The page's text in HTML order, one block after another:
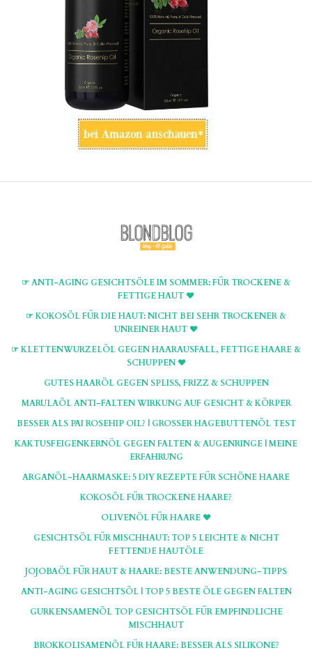
☞ ANTI-AGING GESICHTSÖLE IM SOMMER: FÜR TROCKENE &
FETTIGE HAUT ♥
☞ KOKOSÖL FÜR DIE HAUT: NICHT BEI SEHR TROCKENER &
UNREINER HAUT ♥
☞ KLETTENWURZELÖL GEGEN HAARAUSFALL, FETTIGE HAARE &
SCHUPPEN ♥
GUTES HAARÖL GEGEN SPLISS, FRIZZ & SCHUPPEN
MARULAÖL ANTI-FALTEN WIRKUNG AUF GESICHT & KÖRPER
BESSER ALS PAI ROSEHIP OIL? | GROSSER HAGEBUTTENÖL TEST
KAKTUSFEIGENKERNÖL GEGEN FALTEN & AUGENRINGE | MEINE
ERFAHRUNG
ARGANÖL-HAARMASKE: 5 DIY REZEPTE FÜR SCHÖNE HAARE
KOKOSÖL FÜR TROCKENE HAARE?
OLIVENÖL FÜR HAARE ♥
GESICHTSÖL FÜR MISCHHAUT: TOP 5 LEICHTE & NICHT
FETTENDE HAUTÖLE
JOJOBAÖL FÜR HAUT & HAARE: BESTE ANWENDUNG-TIPPS
ANTI-AGING GESICHTSÖL | TOP 5 BESTE ÖLE GEGEN FALTEN
GURKENSAMENÖL TOP GESICHTSÖL FÜR EMPFINDLICHE
MISCHHAUT
BROKKOLISAMENÖL FÜR HAARE: BESSER ALS SILIKONE?